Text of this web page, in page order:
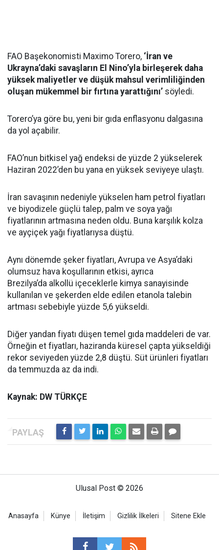
FAO Başekonomisti Maximo Torero, ‘İran ve
Ukrayna’daki savaşların El Nino’yla birleşerek daha
yüksek maliyetler ve düşük mahsul verimliliğinden
oluşan mükemmel bir fırtına yarattığını’ söyledi.
Torero’ya göre bu, yeni bir gıda enflasyonu dalgasına
da yol açabilir.
FAO’nun bitkisel yağ endeksi de yüzde 2 yükselerek
Haziran 2022’den bu yana en yüksek seviyeye ulaştı.
İran savaşının nedeniyle yükselen ham petrol fiyatları
ve biyodizele güçlü talep, palm ve soya yağı
fiyatlarının artmasına neden oldu. Buna karşılık kolza
ve ayçiçek yağı fiyatlarıysa düştü.
Aynı dönemde şeker fiyatları, Avrupa ve Asya’daki
olumsuz hava koşullarının etkisi, ayrıca
Brezilya’da alkollü içeceklerle kimya sanayisinde
kullanılan ve şekerden elde edilen etanola talebin
artması sebebiyle yüzde 5,6 yükseldi.
Diğer yandan fiyatı düşen temel gıda maddeleri de var.
Örneğin et fiyatları, haziranda küresel çapta yükseldiği
rekor seviyeden yüzde 2,8 düştü. Süt ürünleri fiyatları
da temmuzda az da indi.
Kaynak: DW TÜRKÇE
Ulusal Post © 2026
Anasayfa Künye İletişim Gizlilik İlkeleri Sitene Ekle